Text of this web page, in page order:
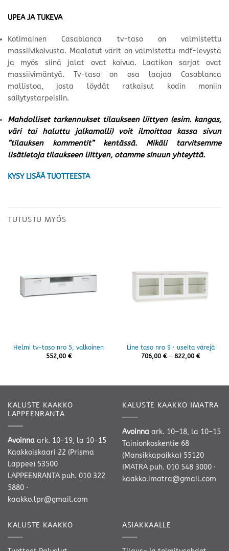
UPEA JA TUKEVA
Kotimainen Casablanca tv-taso on valmistettu
massiivikoivusta. Maalatut värit on valmistettu mdf-levystä
ja myös siinä jalat ovat koivua. Laatikon sarjat ovat
massiivimäntyä. Tv-taso on osa laajaa Casablanca
mallistoa, josta löydät ratkaisut kodin moniin
säilytystarpeisiin.
Mahdolliset tarkennukset tilaukseen liittyen (esim. kangas,
väri tai haluttu jalkamalli) voit ilmoittaa kassa sivun
”tilauksen kommentit” kentässä. Mikäli tarvitsemme
lisätietoja tilaukseen liittyen, otamme sinuun yhteyttä.
KYSY LISÄÄ TUOTTEESTA
TUTUSTU MYÖS
Helmi tv-taso nro 5, valkoinen
552,00 €
Line taso nro 9 · useita värejä
706,00 € – 822,00 €
KALUSTE KAAKKO
LAPPEENRANTA
Avoinna ark. 10-19, la 10-15
Kaakkoiskaari 22 (Prisma
Lappee) 53500
LAPPEENRANTA puh. 010 322
5880 ·
kaakko.lpr@gmail.com
KALUSTE KAAKKO IMATRA
Avoinna ark. 10–18, la 10–15
Tainionkoskentie 68
(Mansikkapaikka) 55120
IMATRA puh. 010 548 3000 ·
kaakko.imatra@gmail.com
KALUSTE KAAKKO ASIAKKAALLE